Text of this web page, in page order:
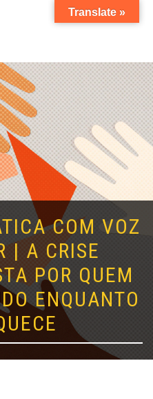
COM VOZ
| A CRISE
POR QUEM
ENQUANTO
Translate »